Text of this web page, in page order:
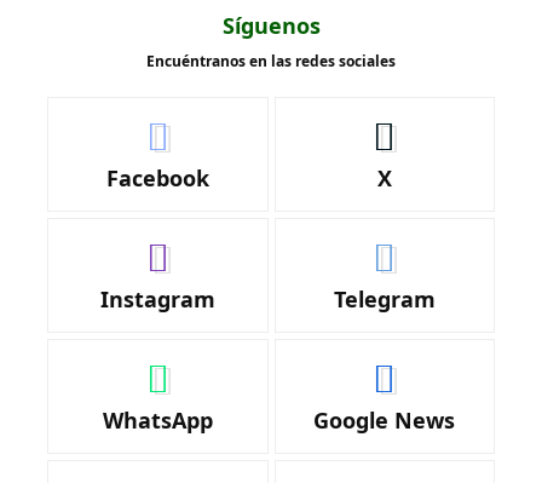
Síguenos
Encuéntranos en las redes sociales
Facebook X
Instagram Telegram
WhatsApp Google News